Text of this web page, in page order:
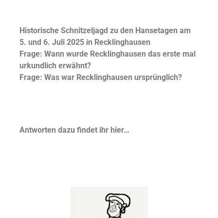
Historische Schnitzeljagd zu den Hansetagen am
5. und 6. Juli 2025 in Recklinghausen
Frage: Wann wurde Recklinghausen das erste mal
urkundlich erwähnt?
Frage: Was war Recklinghausen ursprünglich?
Antworten dazu findet ihr hier…